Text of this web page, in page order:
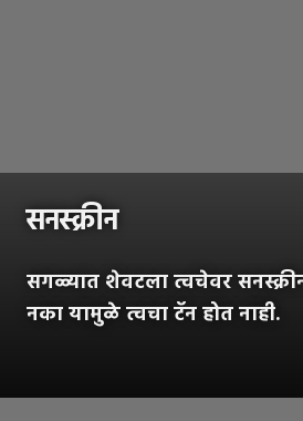
सनस्क्रीन
सगळ्यात शेवटला त्वचेवर
नका यामुळे त्वचा टॅन होत नाही.